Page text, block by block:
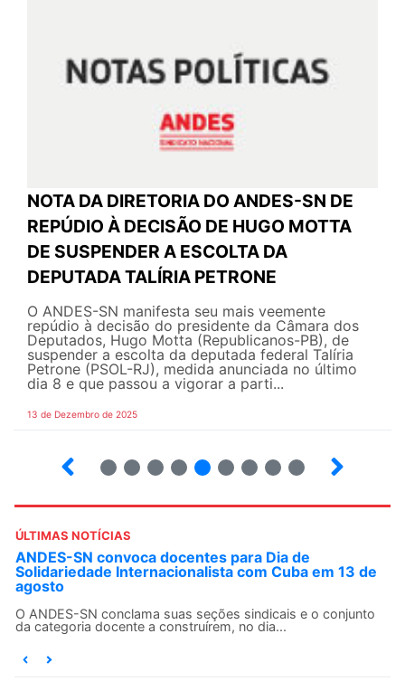
NOTA DA DIRETORIA DO ANDES-SN DE
REPÚDIO À DECISÃO DE HUGO MOTTA
DE SUSPENDER A ESCOLTA DA
DEPUTADA TALÍRIA PETRONE
O ANDES-SN manifesta seu mais veemente
repúdio à decisão do presidente da Câmara dos
Deputados, Hugo Motta (Republicanos-PB), de
suspender a escolta da deputada federal Talíria
Petrone (PSOL-RJ), medida anunciada no último
dia 8 e que passou a vigorar a parti...
13 de Dezembro de 2025
ÚLTIMAS NOTÍCIAS
ANDES-SN convoca docentes para Dia de
Solidariedade Internacionalista com Cuba em 13 de
agosto
O ANDES-SN conclama suas seções sindicais e o conjunto
da categoria docente a construírem, no dia...